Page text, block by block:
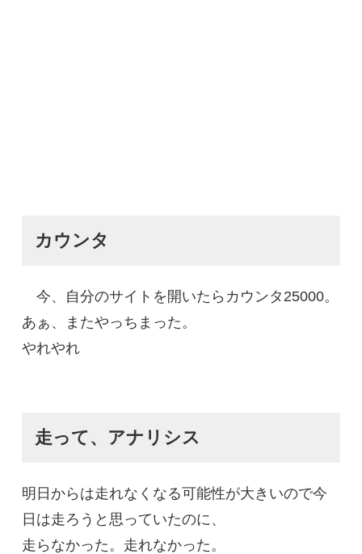
カウンタ
今、自分のサイトを開いたらカウンタ25000。
あぁ、またやっちまった。
やれやれ
走って、アナリシス
明日からは走れなくなる可能性が大きいので今
日は走ろうと思っていたのに、
走らなかった。走れなかった。